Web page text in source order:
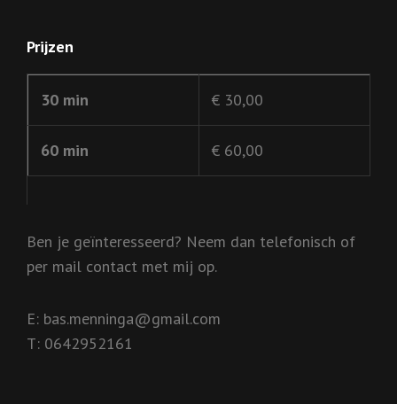
Prijzen
30 min € 30,00
60 min € 60,00
Ben je geïnteresseerd? Neem dan telefonisch of
per mail contact met mij op.
E: bas.menninga@gmail.com
T: 0642952161